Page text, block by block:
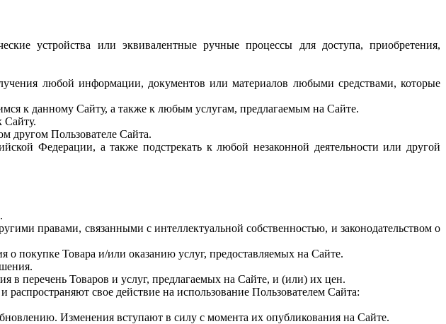
устройства или эквивалентные ручные процессы для доступа, приобретения,
любой информации, документов или материалов любыми средствами, которые
к данному Сайту, а также к любым услугам, предлагаемым на Сайте.
Сайту.
другом Пользователе Сайта.
Федерации, а также подстрекать к любой незаконной деятельности или другой
правами, связанными с интеллектуальной собственностью, и законодательством о
о покупке Товара и/или оказанию услуг, предоставляемых на Сайте.
в перечень Товаров и услуг, предлагаемых на Сайте, и (или) их цен.
свое действие на использование Пользователем Сайта:
Изменения вступают в силу с момента их опубликования на Сайте.